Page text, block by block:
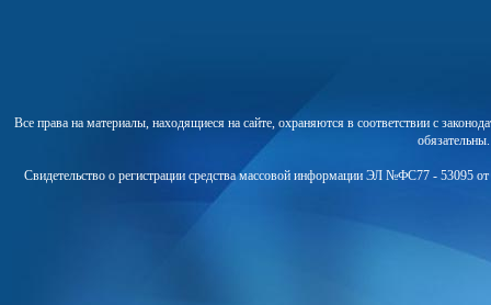
Все права на материалы, находящиеся на сайте, охраняются в соответствии с
Свидетельство о регистрации средства массовой информации ЭЛ №ФС77 - 53095